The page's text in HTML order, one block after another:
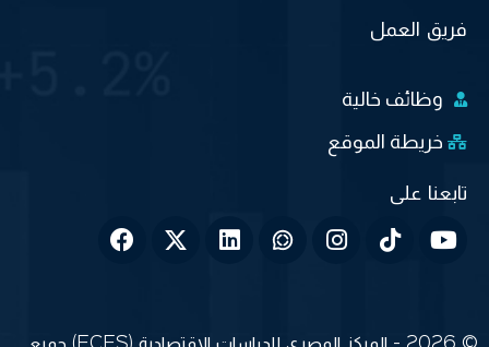
فريق العمل
وظائف خالية
خريطة الموقع